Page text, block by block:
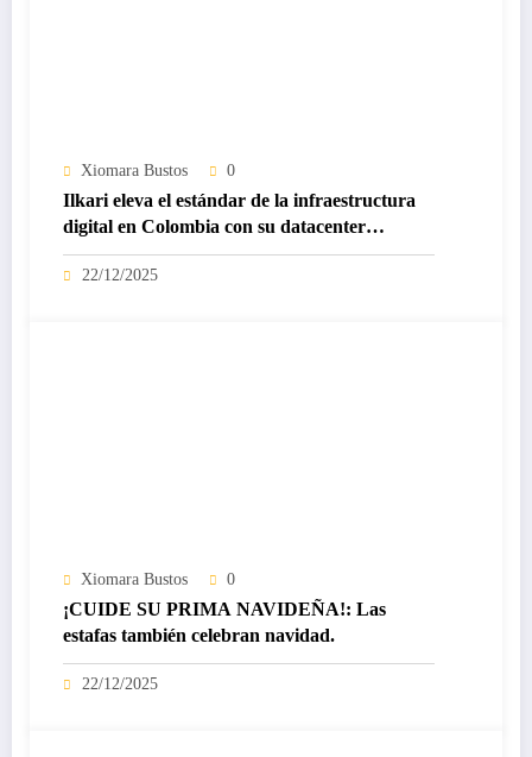
Xiomara Bustos 0
Ilkari eleva el estándar de la infraestructura
digital en Colombia con su datacenter
certificado Nivel IV de ICREA
22/12/2025
Xiomara Bustos 0
¡CUIDE SU PRIMA NAVIDEÑA!: Las
estafas también celebran navidad.
22/12/2025